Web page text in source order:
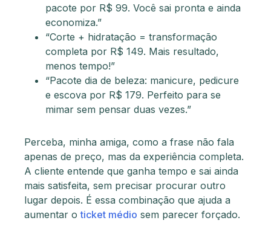
pacote por R$ 99. Você sai pronta e ainda
economiza.”
“Corte + hidratação = transformação
completa por R$ 149. Mais resultado,
menos tempo!”
“Pacote dia de beleza: manicure, pedicure
e escova por R$ 179. Perfeito para se
mimar sem pensar duas vezes.”
Perceba, minha amiga, como a frase não fala
apenas de preço, mas da experiência completa.
A cliente entende que ganha tempo e sai ainda
mais satisfeita, sem precisar procurar outro
lugar depois. É essa combinação que ajuda a
aumentar oticket médio sem parecer forçado.